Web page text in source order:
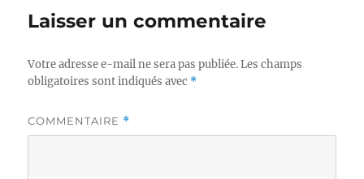
Laisser un commentaire
Votre adresse e-mail ne sera pas publiée. Les champs
obligatoires sont indiqués avec *
COMMENTAIRE *